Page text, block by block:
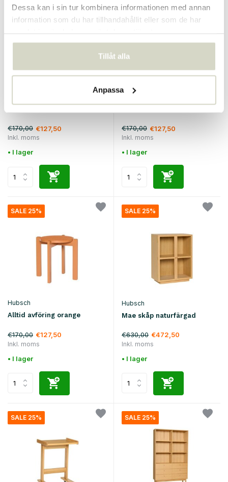
Dessa kan i sin tur kombinera informationen med annan
information som du har tillhandahållit eller som de har
Tillåt alla
Anpassa
SALE 25%
€170,00 €127,50
Inkl. moms
• I lager
SALE 25%
€170,00 €127,50
Inkl. moms
• I lager
SALE 25%
Hubsch
Alltid avföring orange
€170,00 €127,50
Inkl. moms
• I lager
SALE 25%
Hubsch
Mae skåp naturfärgad
€630,00 €472,50
Inkl. moms
• I lager
SALE 25% SALE 25%